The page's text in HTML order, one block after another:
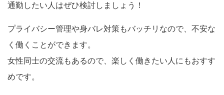
通勤したい人はぜひ検討しましょう！
プライバシー管理や身バレ対策もバッチリなので、不安な
く働くことができます。
女性同士の交流もあるので、楽しく働きたい人にもおすす
めです。